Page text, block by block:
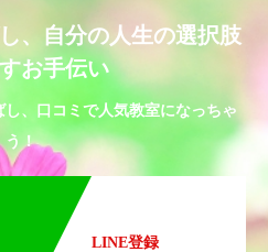
、自分の人生の選択肢
お手伝い
、口コミで人気教室になっちゃ
う！
LINE登録